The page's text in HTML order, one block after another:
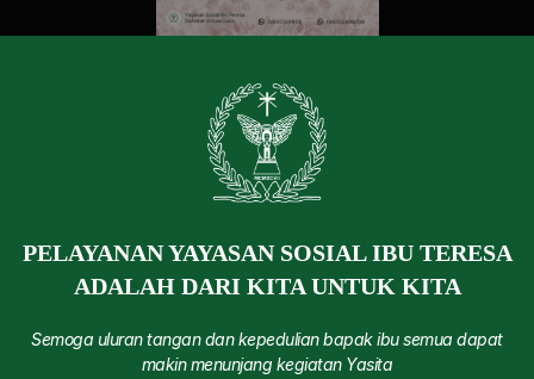
PELAYANAN YAYASAN SOSIAL IBU TERESA
ADALAH DARI KITA UNTUK KITA
Semoga uluran tangan dan kepedulian bapak ibu semua dapat
makin menunjang kegiatan Yasita